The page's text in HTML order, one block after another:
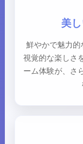
美
鮮やかで魅力
視覚的な楽しさ
ーム体験が、さ